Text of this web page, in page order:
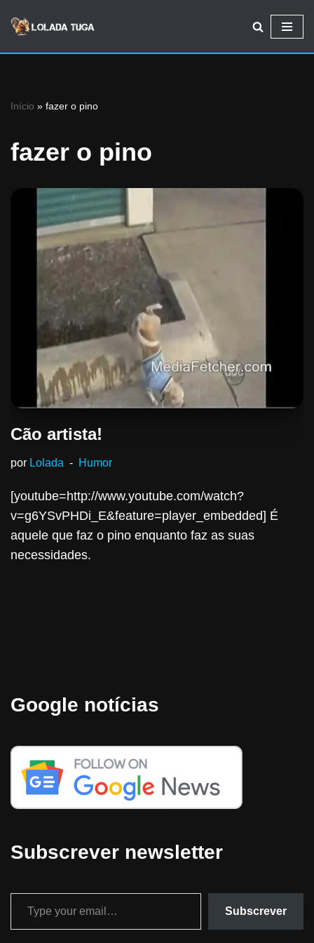
Avançar
Início » fazer o pino
fazer o pino
Cão artista!
por Lolada Humor
[youtube=http://www.youtube.com/watch?
v=g6YSvPHDi_E&feature=player_embedded] É
aquele que faz o pino enquanto faz as suas
necessidades.
Google notícias
Subscrever newsletter
Subscrever